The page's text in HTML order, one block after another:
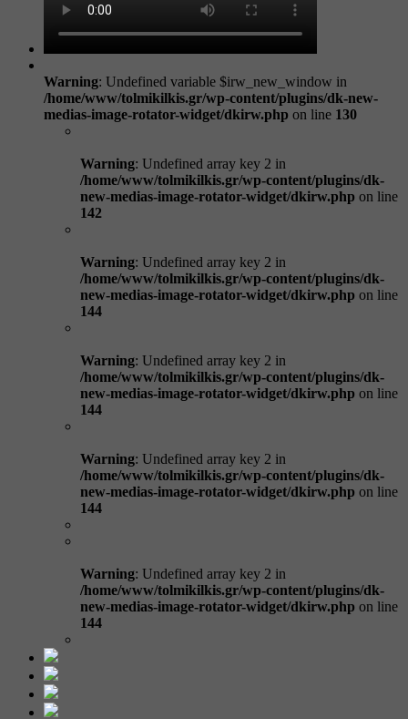
Warning: Undefined variable $irw_new_window in
/home/www/tolmikilkis.gr/wp-content/plugins/dk-new-
medias-image-rotator-widget/dkirw.php on line 130
Warning: Undefined array key 2 in
/home/www/tolmikilkis.gr/wp-content/plugins/dk-
new-medias-image-rotator-widget/dkirw.php on line
142
Warning: Undefined array key 2 in
/home/www/tolmikilkis.gr/wp-content/plugins/dk-
new-medias-image-rotator-widget/dkirw.php on line
144
Warning: Undefined array key 2 in
/home/www/tolmikilkis.gr/wp-content/plugins/dk-
new-medias-image-rotator-widget/dkirw.php on line
144
Warning: Undefined array key 2 in
/home/www/tolmikilkis.gr/wp-content/plugins/dk-
new-medias-image-rotator-widget/dkirw.php on line
144
Warning: Undefined array key 2 in
/home/www/tolmikilkis.gr/wp-content/plugins/dk-
new-medias-image-rotator-widget/dkirw.php on line
144